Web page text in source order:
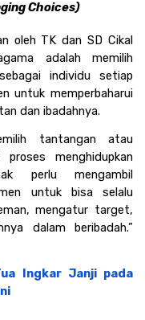
Choices)
oleh TK dan SD Cikal
adalah memilih
individu setiap
untuk memperbaharui
dan ibadahnya.
proses menghidupkan
perlu mengambil
untuk bisa selalu
mengatur target,
dalam beribadah.”
Ingkar Janji pada